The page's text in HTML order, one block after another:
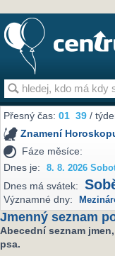
Přesný čas:01 39 /
Znamení
Fáze měsíce:
Dnes je:
8. 8. 2026
Dnes má svátek:
Významné dny:
Jmenný seznam
Abecední seznam
psa.